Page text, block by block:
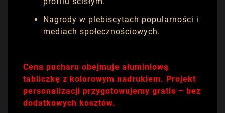
Nagrody w plebiscytach popularności i
mediach społecznościowych.
Cena pucharu obejmuje aluminiową
tabliczkę z kolorowym nadrukiem. Projekt
personalizacji przygotowujemy gratis – bez
dodatkowych kosztów.